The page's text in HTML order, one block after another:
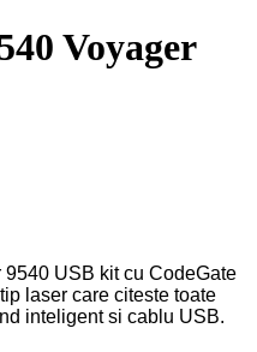
Voyager
USB kit cu CodeGate
laser care citeste toate
inteligent si cablu USB.